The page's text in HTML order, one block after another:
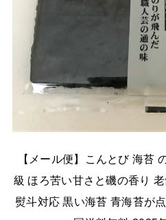
【メール便】こんとび 海苔
級 ほろ苦い甘さと磯の香り
熨斗対応 黒い海苔 青海苔が